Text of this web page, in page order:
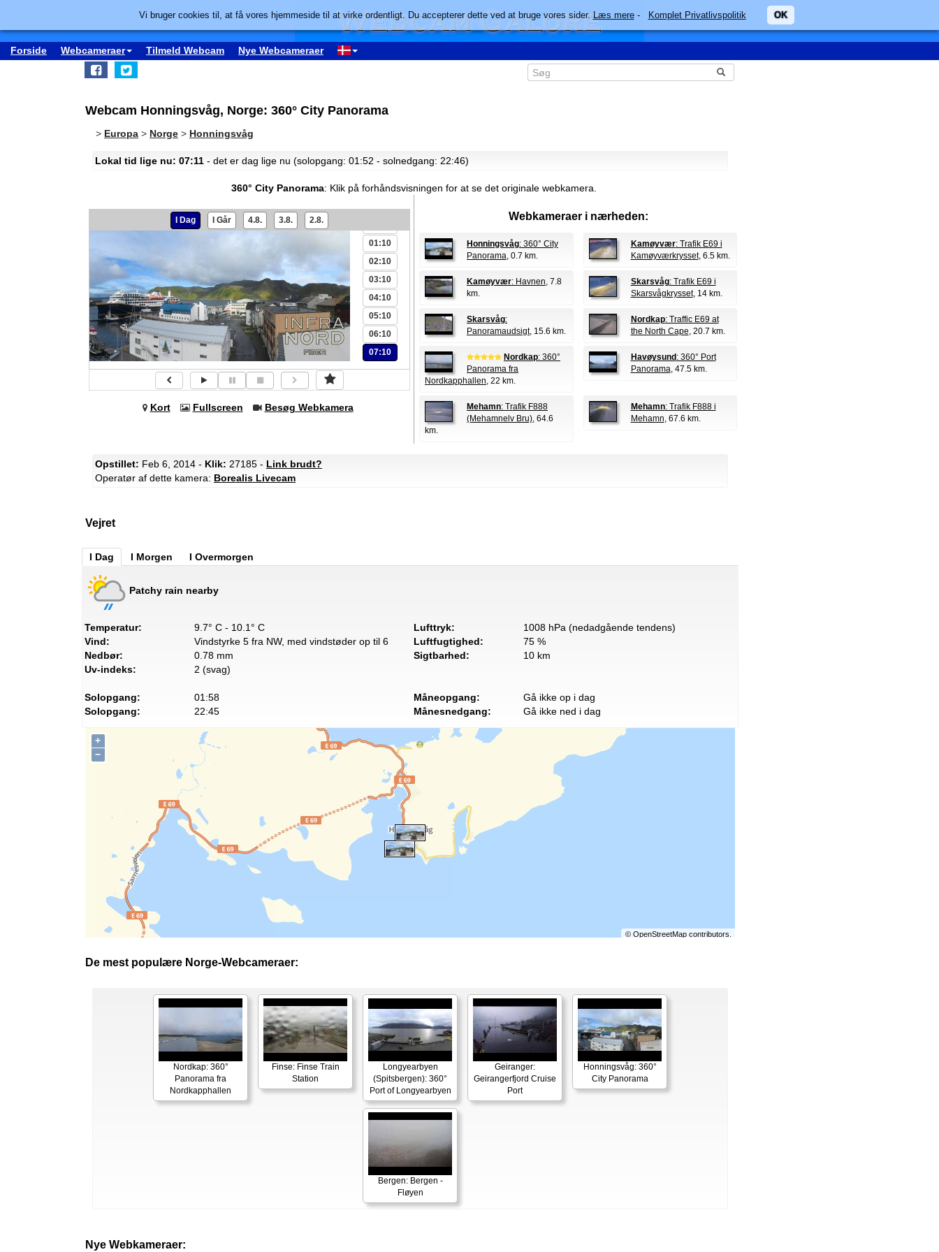
Forside Webcameraer Tilmeld Webcam Nye Webcameraer
Webcam Honningsvåg, Norge: 360° City Panorama
> Europa > Norge > Honningsvåg
Lokal tid lige nu: 07:11 - det er dag lige nu (solopgang: 01:52 - solnedgang: 22:46)
360° City Panorama: Klik på forhåndsvisningen for at se det originale webkamera.
I Dag I Går 4.8. 3.8. 2.8.
01:10
02:10
03:10
04:10
05:10
06:10
07:10
Kort Fullscreen Besøg Webkamera
Webkameraer i nærheden:
Honningsvåg: 360° City
Panorama, 0.7 km.
Kamøyvær: Trafik E69 i
Kamøyværkrysset, 6.5 km.
Kamøyvær: Havnen, 7.8
km.
Skarsvåg: Trafik E69 i
Skarsvågkrysset, 14 km.
Skarsvåg:
Panoramaudsigt, 15.6 km.
Nordkap: Traffic E69 at
the North Cape, 20.7 km.
Nordkap: 360°
Panorama fra
Nordkapphallen, 22 km.
Havøysund : 360° Port
Panorama, 47.5 km.
Mehamn: Trafik F888
(Mehamnelv Bru), 64.6
km.
Mehamn: Trafik F888 i
Mehamn, 67.6 km.
Opstillet: Feb 6, 2014 - Klik: 27185 - Link brudt?
Operatør af dette kamera: Borealis Livecam
Vejret
I Dag I Morgen I Overmorgen
Patchy rain nearby
Temperatur:
9.7° C - 10.1° C
Vind:
Vindstyrke 5 fra NW, med vindstøder op til 6
Nedbør:
0.78 mm
Uv-indeks:
2 (svag)
Lufttryk:
1008 hPa (nedadgående tendens)
Luftfugtighed:
75 %
Sigtbarhed:
10 km
Solopgang:
01:58
Solopgang:
22:45
Måneopgang:
Gå ikke op i dag
Månesnedgang:
Gå ikke ned i dag
+
−
© OpenStreetMapcontributors.
De mest populære Norge-Webcameraer:
Nordkap: 360°
Panorama fra
Nordkapphallen
Finse: Finse Train
Station
Longyearbyen
(Spitsbergen): 360°
Port of Longyearbyen
Geiranger:
Geirangerfjord Cruise
Port
Honningsvåg: 360°
City Panorama
Bergen: Bergen -
Fløyen
Nye Webkameraer:
Vi bruger cookies til, at få vores hjemmeside til at virke ordentligt. Du accepterer dette ved at bruge vores sider.Læs mere- Komplet Privatlivspolitik OK